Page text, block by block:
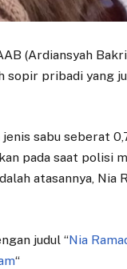
(Ardiansyah
sopir pribadi yang
sabu seberat
pada saat polisi
atasannya, Nia
judul “Nia
“
9 JUNI